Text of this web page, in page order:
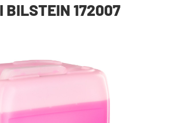
BILSTEIN 172007